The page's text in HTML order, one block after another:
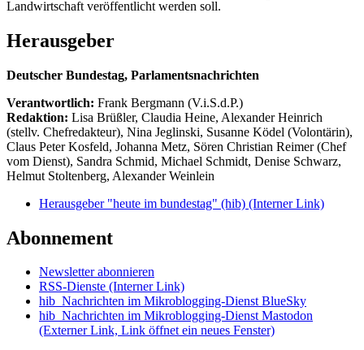
Landwirtschaft veröffentlicht werden soll.
Herausgeber
Deutscher Bundestag, Parlamentsnachrichten
Verantwortlich: Frank Bergmann (V.i.S.d.P.)
Redaktion: Lisa Brüßler, Claudia Heine, Alexander Heinrich
(stellv. Chefredakteur), Nina Jeglinski, Susanne Ködel (Volontärin),
Claus Peter Kosfeld, Johanna Metz, Sören Christian Reimer (Chef
vom Dienst), Sandra Schmid, Michael Schmidt, Denise Schwarz,
Helmut Stoltenberg, Alexander Weinlein
Herausgeber "heute im bundestag" (hib) (Interner Link)
Abonnement
Newsletter abonnieren
RSS-Dienste (Interner Link)
hib_Nachrichten im Mikroblogging-Dienst BlueSky
hib_Nachrichten im Mikroblogging-Dienst Mastodon
(Externer Link, Link öffnet ein neues Fenster)